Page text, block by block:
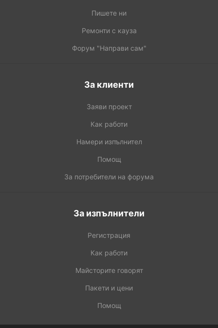
Пишете ни
Ремонти с кауза
Форум "Направи сам"
За клиенти
Заяви проект
Как работи
Намери изпълнител
Помощ
За потребители на форума
За изпълнители
Регистрация
Как работи
Майсторите говорят
Пакети и цени
Помощ